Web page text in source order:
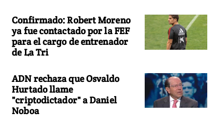
Confirmado: Robert Moreno
ya fue contactado por la FEF
para el cargo de entrenador
de La Tri
ADN rechaza que Osvaldo
Hurtado llame
"criptodictador" a Daniel
Noboa